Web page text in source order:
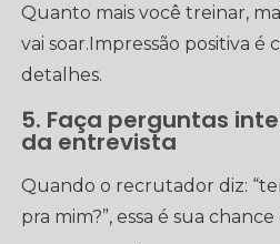
Quanto mais você treinar,
vai soar.Impressão positiva é
detalhes.
5. Faça perguntas
da entrevista
Quando o recrutador diz:
pra mim?”, essa é sua